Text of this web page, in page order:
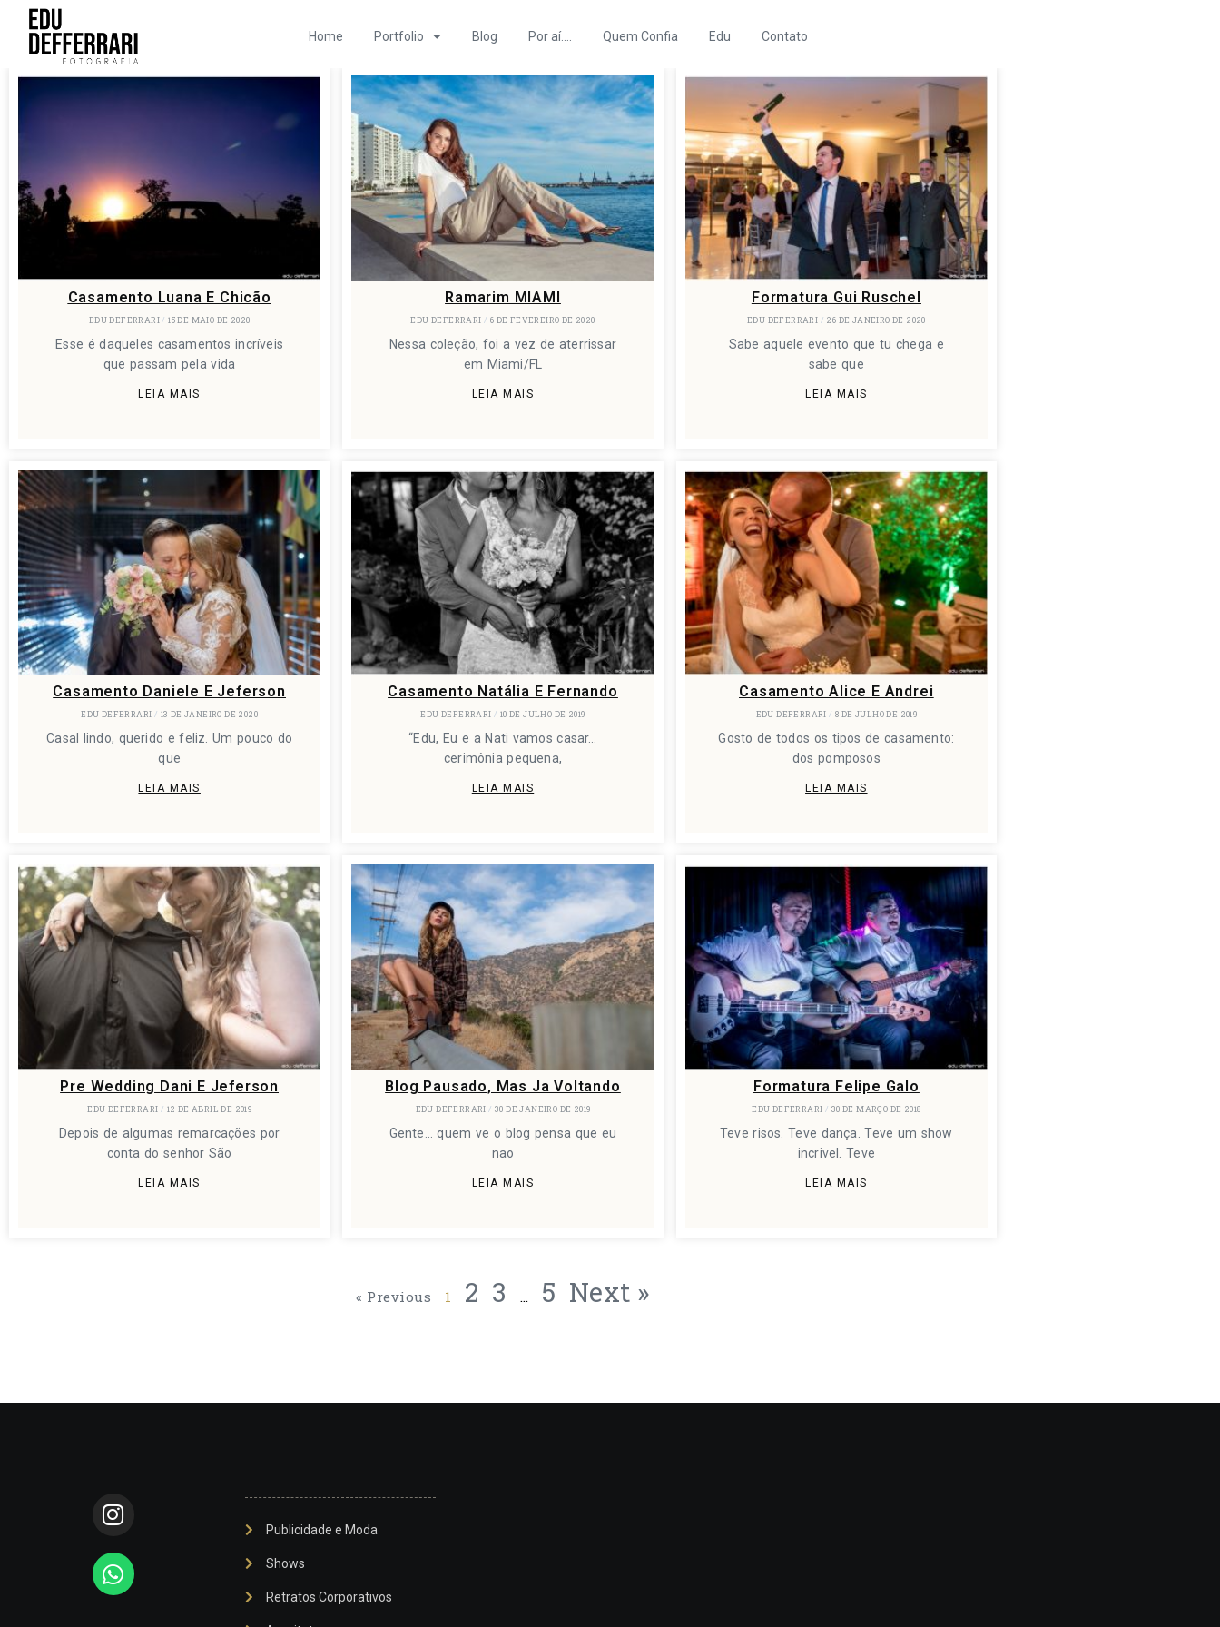
Home Portfolio Blog Por aí…. Quem Confia Edu Contato
Casamento Luana E Chicão
EDU DEFERRARI 15 DE MAIO DE 2020
Esse é daqueles casamentos incríveis
que passam pela vida
LEIA MAIS
Ramarim MIAMI
EDU DEFERRARI 6 DE FEVEREIRO DE 2020
Nessa coleção, foi a vez de aterrissar
em Miami/FL
LEIA MAIS
Formatura Gui Ruschel
EDU DEFERRARI 26 DE JANEIRO DE 2020
Sabe aquele evento que tu chega e
sabe que
LEIA MAIS
Casamento Daniele E Jeferson
EDU DEFERRARI 13 DE JANEIRO DE 2020
Casal lindo, querido e feliz. Um pouco do
que
LEIA MAIS
Casamento Natália E Fernando
EDU DEFERRARI 10 DE JULHO DE 2019
“Edu, Eu e a Nati vamos casar…
cerimônia pequena,
LEIA MAIS
Casamento Alice E Andrei
EDU DEFERRARI 8 DE JULHO DE 2019
Gosto de todos os tipos de casamento:
dos pomposos
LEIA MAIS
Pre Wedding Dani E Jeferson
EDU DEFERRARI 12 DE ABRIL DE 2019
Depois de algumas remarcações por
conta do senhor São
LEIA MAIS
Blog Pausado, Mas Ja Voltando
EDU DEFERRARI 30 DE JANEIRO DE 2019
Gente… quem ve o blog pensa que eu
nao
LEIA MAIS
Formatura Felipe Galo
EDU DEFERRARI 30 DE MARÇO DE 2018
Teve risos. Teve dança. Teve um show
incrivel. Teve
LEIA MAIS
« Previous 1 2 3 … 5 Next »
Publicidade e Moda
Shows
Retratos Corporativos